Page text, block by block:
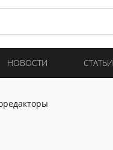
НОВОСТИ